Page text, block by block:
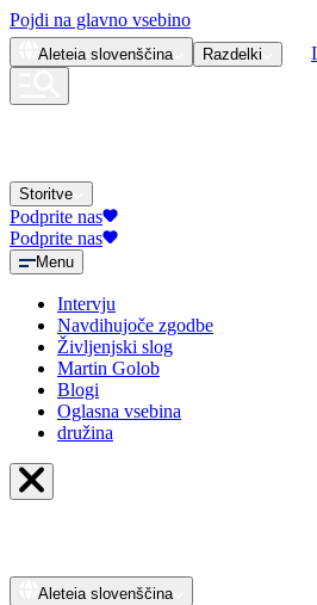
Pojdi na glavno vsebino
Aleteia slovenščina Razdelki
Storitve
Podprite nas
Podprite nas
Menu
Intervju
Navdihujoče zgodbe
Življenjski slog
Martin Golob
Blogi
Oglasna vsebina
družina
Aleteia slovenščina